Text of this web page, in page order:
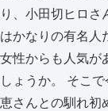
り、小田切ヒロさ
はかなりの有名人
女性からも人気が
しょうか。 そこ
恵さんとの馴れ初